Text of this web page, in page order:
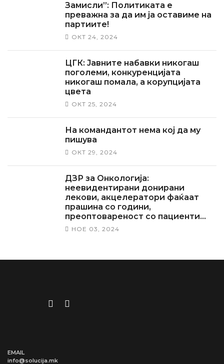
Замисли”: Политиката е
преважна за да им ја оставиме на
партиите!
ОКТ 24, 2024
ЦГК: Јавните набавки никогаш
поголеми, конкуренцијата
никогаш помала, а корупцијата
цвета
ОКТ 25, 2024
На командантот нема кој да му
пишува
ОКТ 29, 2024
ДЗР за Онкологија:
неевидентирани донирани
лекови, акцелератори фаќаат
прашина со години,
преоптовареност со пациенти…
НОЕ 03, 2024
EMAIL
info@solucija.mk